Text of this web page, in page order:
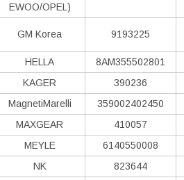
EWOO/OPEL)
GM Korea 9193225
HELLA 8AM355502801
KAGER
390236
MagnetiMarelli
359002402450
MAXGEAR
410057
MEYLE
6140550008
NK
823644